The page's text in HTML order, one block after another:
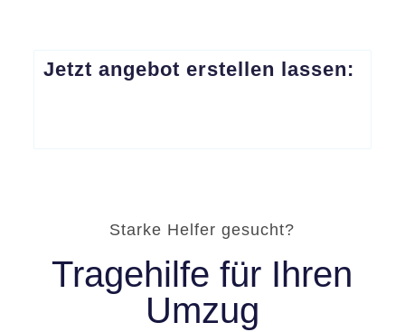
Jetzt angebot erstellen lassen:
Starke Helfer gesucht?
Tragehilfe für Ihren
Umzug